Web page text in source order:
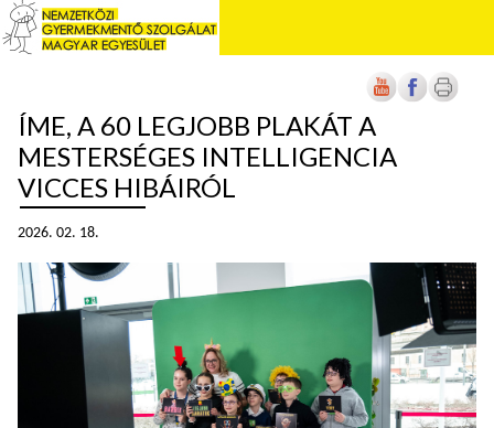
ÍME, A 60 LEGJOBB PLAKÁT A
MESTERSÉGES INTELLIGENCIA
VICCES HIBÁIRÓL
2026. 02. 18.